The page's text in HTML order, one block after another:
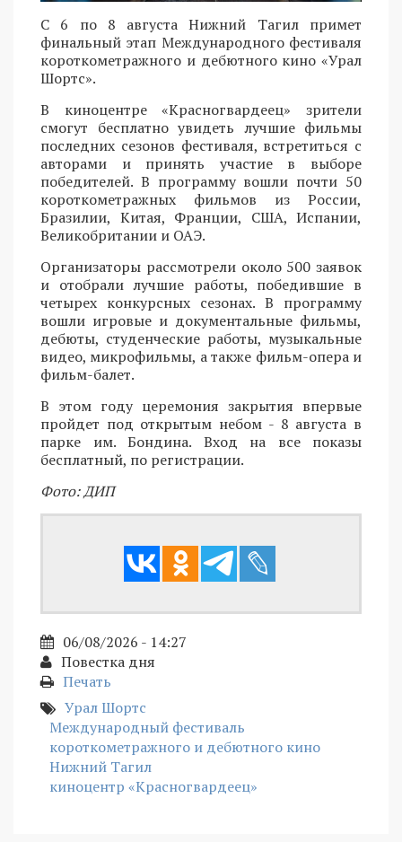
С 6 по 8 августа Нижний Тагил примет
финальный этап Международного фестиваля
короткометражного и дебютного кино «Урал
Шортс».
В киноцентре «Красногвардеец» зрители
смогут бесплатно увидеть лучшие фильмы
последних сезонов фестиваля, встретиться с
авторами и принять участие в выборе
победителей. В программу вошли почти 50
короткометражных фильмов из России,
Бразилии, Китая, Франции, США, Испании,
Великобритании и ОАЭ.
Организаторы рассмотрели около 500 заявок
и отобрали лучшие работы, победившие в
четырех конкурсных сезонах. В программу
вошли игровые и документальные фильмы,
дебюты, студенческие работы, музыкальные
видео, микрофильмы, а также фильм-опера и
фильм-балет.
В этом году церемония закрытия впервые
пройдет под открытым небом - 8 августа в
парке им. Бондина. Вход на все показы
бесплатный, по регистрации.
Фото: ДИП
06/08/2026 - 14:27
Повестка дня
Печать
Урал Шортс
Международный фестиваль
короткометражного и дебютного кино
Нижний Тагил
киноцентр «Красногвардеец»